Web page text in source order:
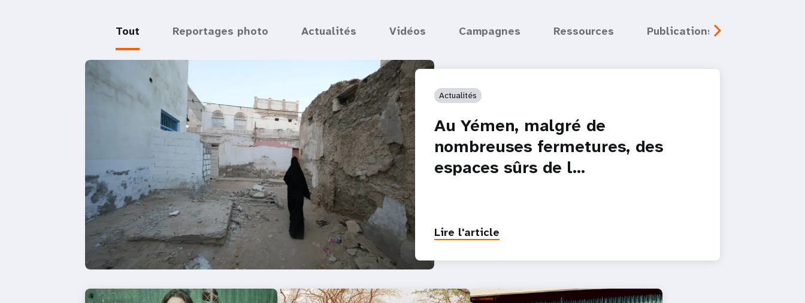
Tout Reportages photo Actualités Vidéos Campagnes Ressources Publications
Actualités
Au Yémen, malgré de
nombreuses fermetures, des
espaces sûrs de l…
Lire l'article